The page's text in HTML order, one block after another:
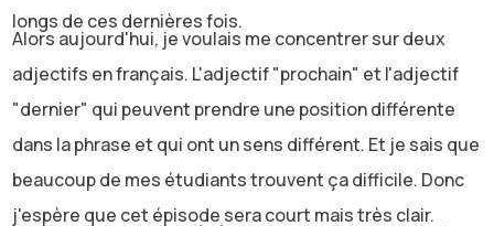
longs de ces dernières fois.
Alors aujourd'hui, je voulais me concentrer sur deux
adjectifs en français. L'adjectif "prochain" et l'adjectif
"dernier" qui peuvent prendre une position différente
dans la phrase et qui ont un sens différent. Et je sais que
beaucoup de mes étudiants trouvent ça difficile. Donc
j'espère que cet épisode sera court mais très clair.